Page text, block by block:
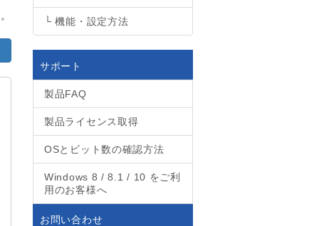
└ 機能・設定方法
サポート
製品FAQ
製品ライセンス取得
OSとビット数の確認方法
Windows 8 / 8.1 / 10 をご利
用のお客様へ
お問い合わせ